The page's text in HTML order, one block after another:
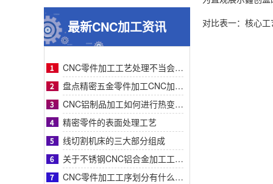
最新CNC加工资讯
CNC零件加工工艺处理不当会有什么影响？
盘点精密五金零件加工CNC加工明显的特征有哪些
CNC铝制品加工如何进行热变形处理？
精密零件的表面处理工艺
线切割机床的三大部分组成
关于不锈钢CNC铝合金加工工艺流程步骤介绍？
CNC零件加工工序划分有什么要求呢
对比表一：核心